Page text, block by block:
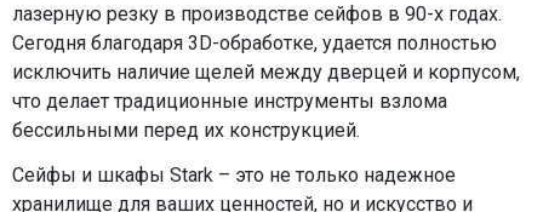
лазерную резку в производстве сейфов в 90-х годах.
Сегодня благодаря 3D-обработке, удается полностью
исключить наличие щелей между дверцей и корпусом,
что делает традиционные инструменты взлома
бессильными перед их конструкцией.
Сейфы и шкафы Stark – это не только надежное
хранилище для ваших ценностей, но и искусство и